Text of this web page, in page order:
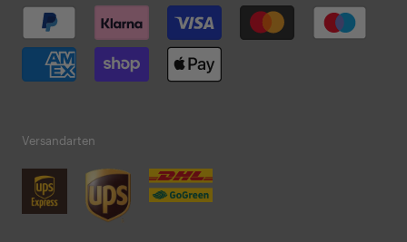
Versandarten